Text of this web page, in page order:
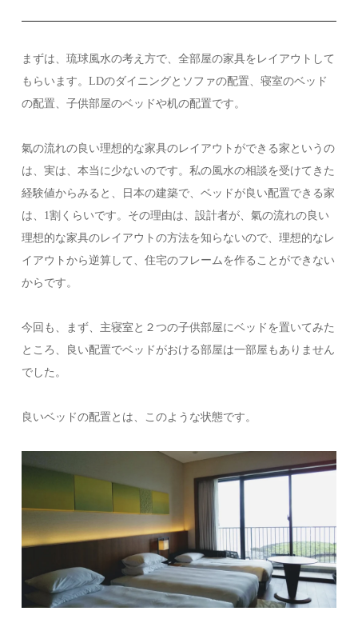
まずは、琉球風水の考え方で、全部屋の家具をレイアウトして
もらいます。LDのダイニングとソファの配置、寝室のベッド
の配置、子供部屋のベッドや机の配置です。
氣の流れの良い理想的な家具のレイアウトができる家というの
は、実は、本当に少ないのです。私の風水の相談を受けてきた
経験値からみると、日本の建築で、ベッドが良い配置できる家
は、1割くらいです。その理由は、設計者が、氣の流れの良い
理想的な家具のレイアウトの方法を知らないので、理想的なレ
イアウトから逆算して、住宅のフレームを作ることができない
からです。
今回も、まず、主寝室と２つの子供部屋にベッドを置いてみた
ところ、良い配置でベッドがおける部屋は一部屋もありません
でした。
良いベッドの配置とは、このような状態です。